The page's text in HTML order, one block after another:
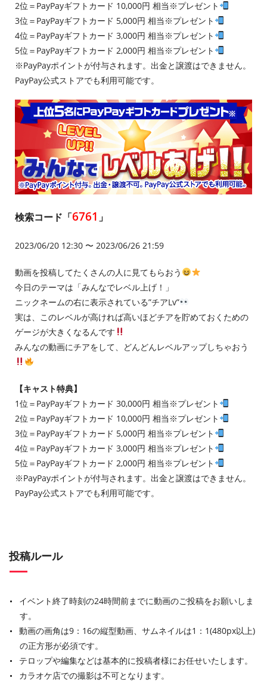
2位＝PayPayギフトカード 10,000円 相当※プレゼント
3位＝PayPayギフトカード 5,000円 相当※プレゼント
4位＝PayPayギフトカード 3,000円 相当※プレゼント
5位＝PayPayギフトカード 2,000円 相当※プレゼント
※PayPayポイントが付与されます。出金と譲渡はできません。
PayPay公式ストアでも利用可能です。
検索コード「6761 」
2023/06/20 12:30 〜 2023/06/26 21:59
動画を投稿してたくさんの人に見てもらおう
今日のテーマは「みんなでレベル上げ！」
ニックネームの右に表示されている”チアLv”
実は、このレベルが高ければ高いほどチアを貯めておくための
ゲージが大きくなるんです
みんなの動画にチアをして、どんどんレベルアップしちゃおう
【キャスト特典】
1位＝PayPayギフトカード 30,000円 相当※プレゼント
2位＝PayPayギフトカード 10,000円 相当※プレゼント
3位＝PayPayギフトカード 5,000円 相当※プレゼント
4位＝PayPayギフトカード 3,000円 相当※プレゼント
5位＝PayPayギフトカード 2,000円 相当※プレゼント
※PayPayポイントが付与されます。出金と譲渡はできません。
PayPay公式ストアでも利用可能です。
投稿ルール
イベント終了時刻の24時間前までに動画のご投稿をお願いしま
す。
動画の画角は9：16の縦型動画、サムネイルは1：1(480px以上)
の正方形が必須です。
テロップや編集などは基本的に投稿者様にお任せいたします。
カラオケ店での撮影は不可となります。